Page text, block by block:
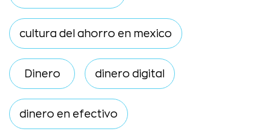
cultura del ahorro en mexico
Dinero dinero digital
dinero en efectivo